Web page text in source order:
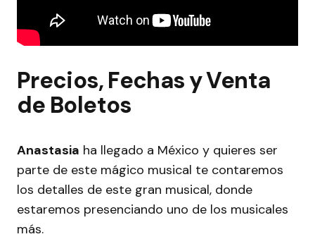
Precios, Fechas y Venta
de Boletos
Anastasia ha llegado a México y quieres ser
parte de este mágico musical te contaremos
los detalles de este gran musical, donde
estaremos presenciando uno de los musicales
más.